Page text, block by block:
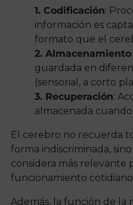
1. Codificación:
información es
formato que el
2. Almacenamiento
guardada en
(sensorial, a corto
3. Recuperación:
almacenada cuando
El cerebro no recuerda
forma indiscriminada,
considera más relevante
funcionamiento
Además, la función de la